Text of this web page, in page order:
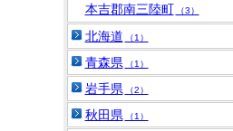
本吉郡南三陸町 （3）
北海道 （1）
青森県 （1）
岩手県 （2）
秋田県 （1）